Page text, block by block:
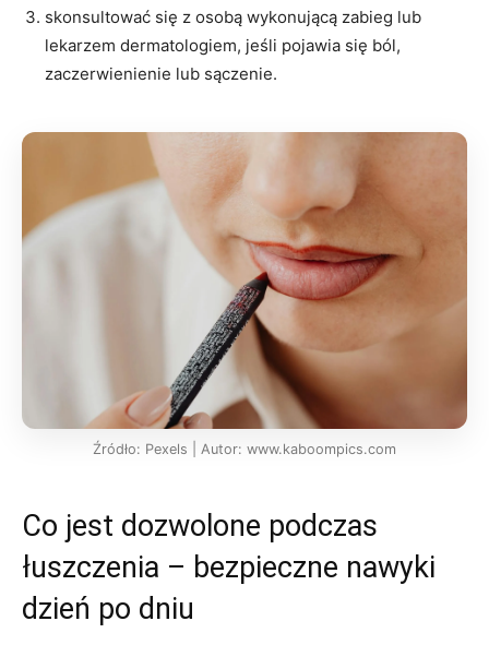
skonsultować się z osobą wykonującą zabieg lub
lekarzem dermatologiem, jeśli pojawia się ból,
zaczerwienienie lub sączenie.
Źródło: Pexels | Autor: www.kaboompics.com
Co jest dozwolone podczas
łuszczenia – bezpieczne nawyki
dzień po dniu